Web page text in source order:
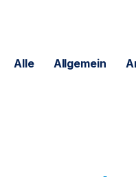
Alle Allgemein